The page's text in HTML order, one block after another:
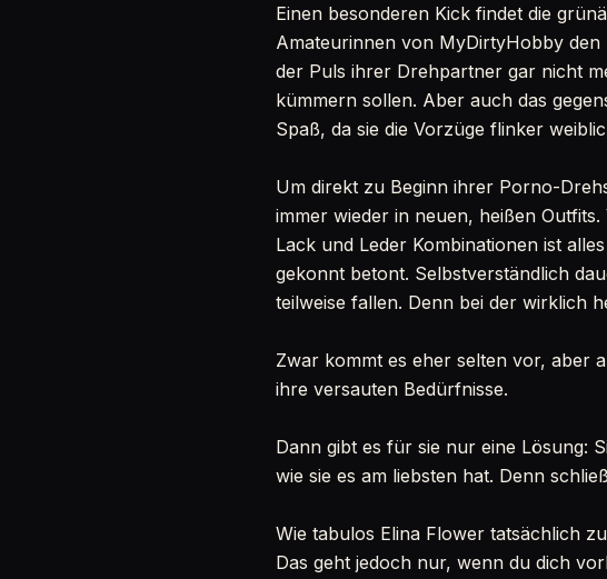
Einen besonderen Kick findet die
Amateurinnen von MyDirtyHobby
der Puls ihrer Drehpartner gar nicht
kümmern sollen. Aber auch das
Spaß, da sie die Vorzüge flinker
Um direkt zu Beginn ihrer Porno-
immer wieder in neuen, heißen
Lack und Leder Kombinationen ist
gekonnt betont. Selbstverständlich
teilweise fallen. Denn bei der wirklich
Zwar kommt es eher selten vor, aber
ihre versauten Bedürfnisse.
Dann gibt es für sie nur eine Lösung:
wie sie es am liebsten hat. Denn
Wie tabulos Elina Flower tatsächlich
Das geht jedoch nur, wenn du dich